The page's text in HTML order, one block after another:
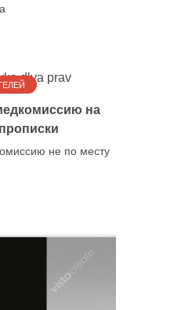
на
не по месту